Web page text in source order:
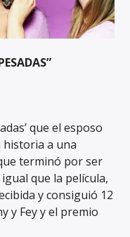
que el esposo
historia a una
terminó por ser
que la película,
y consiguió 12
y Fey y el premio